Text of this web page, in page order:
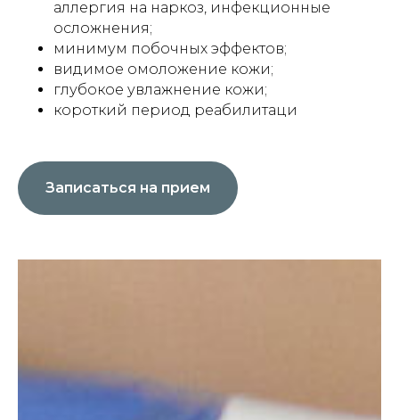
аллергия на наркоз, инфекционные
осложнения;
минимум побочных эффектов;
видимое омоложение кожи;
глубокое увлажнение кожи;
короткий период реабилитаци
Записаться на прием